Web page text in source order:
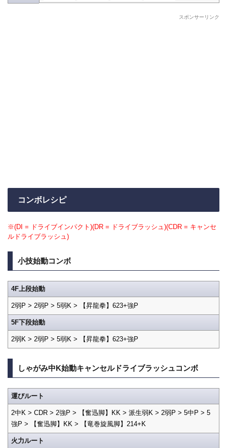
スポンサーリンク
コンボレシピ
※(DI = ドライブインパクト)(DR = ドライブラッシュ)(CDR = キャンセ
ルドライブラッシュ)
小技始動コンボ
4F上段始動
2弱P > 2弱P > 5弱K > 【昇龍拳】623+強P
5F下段始動
2弱K > 2弱P > 5弱K > 【昇龍拳】623+強P
しゃがみ中K始動キャンセルドライブラッシュコンボ
運びルート
2中K > CDR > 2強P > 【奮迅脚】KK > 派生弱K > 2弱P > 5中P > 5
強P > 【奮迅脚】KK > 【竜巻旋風脚】214+K
火力ルート